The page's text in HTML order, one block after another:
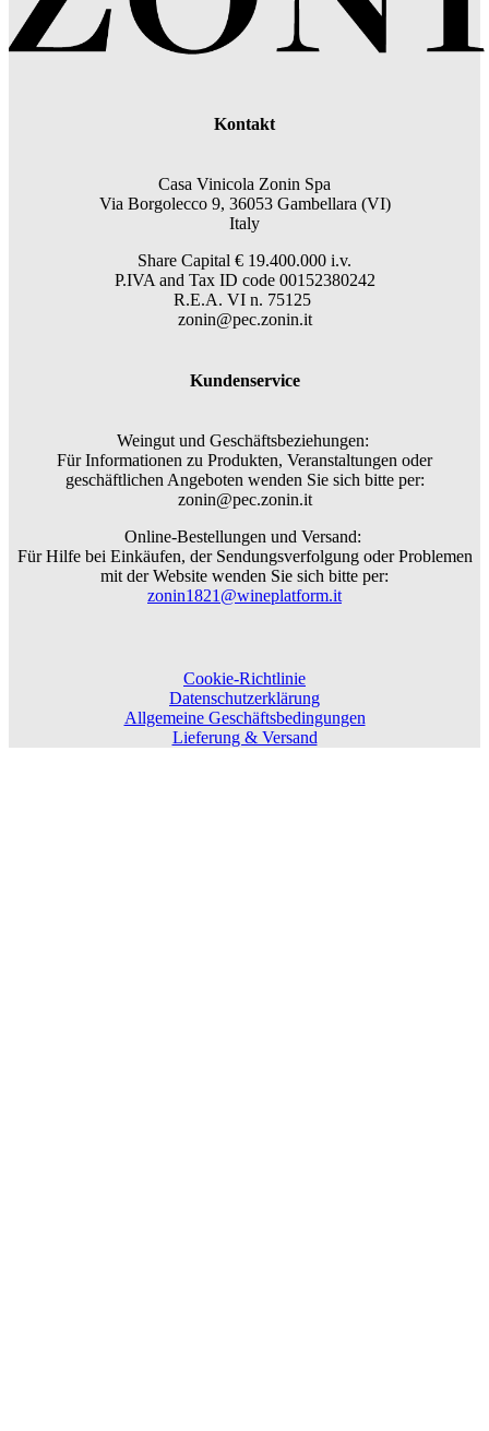
Kontakt
Casa Vinicola Zonin Spa
Via Borgolecco 9, 36053 Gambellara (VI)
Italy
Share Capital € 19.400.000 i.v.
P.IVA and Tax ID code 00152380242
R.E.A. VI n. 75125
zonin@pec.zonin.it
Kundenservice
Weingut und Geschäftsbeziehungen:
Für Informationen zu Produkten, Veranstaltungen oder
geschäftlichen Angeboten wenden Sie sich bitte per:
zonin@pec.zonin.it
Online-Bestellungen und Versand:
Für Hilfe bei Einkäufen, der Sendungsverfolgung oder Problemen
mit der Website wenden Sie sich bitte per:
zonin1821@wineplatform.it
Cookie-Richtlinie
Datenschutzerklärung
Allgemeine Geschäftsbedingungen
Lieferung & Versand